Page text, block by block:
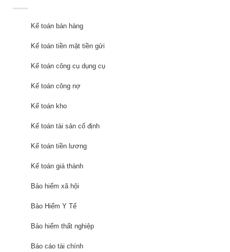
Kế toán bán hàng
Kế toán tiền mặt tiền gửi
Kế toán công cụ dụng cụ
Kế toán công nợ
Kế toán kho
Kế toán tài sản cố định
Kế toán tiền lương
Kế toán giá thành
Bảo hiểm xã hội
Bảo Hiểm Y Tế
Bảo hiểm thất nghiệp
Báo cáo tài chính